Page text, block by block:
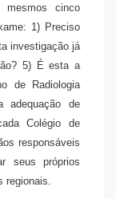
cinco
1) Preciso
investigação já
5) É esta a
de Radiologia
adequação de
Colégio de
responsáveis
seus próprios
regionais.